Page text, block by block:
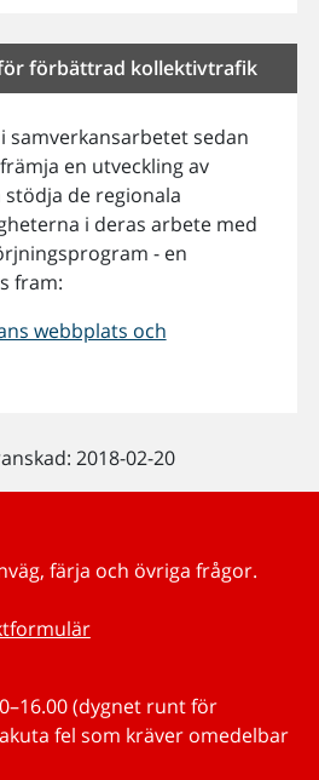
förbättrad kollektivtrafik
samverkansarbetet sedan
en utveckling av
de regionala
i deras arbete med
- en
fram:
webbplats och
2018-02-20
färja och övriga frågor.
(dygnet runt för
fel som kräver omedelbar